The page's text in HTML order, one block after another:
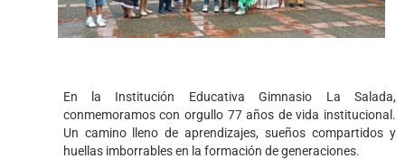
En la Institución Educativa Gimnasio La Salada,
conmemoramos con orgullo 77 años de vida institucional.
Un camino lleno de aprendizajes, sueños compartidos y
huellas imborrables en la formación de generaciones.